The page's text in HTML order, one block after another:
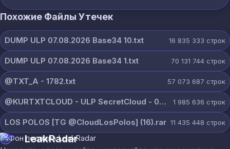
Похожие Файлы Утечек
DUMP ULP 07.08.2026 Base34 10.txt 16 835 333 строк
DUMP ULP 07.08.2026 Base34 1.txt 70 131 744 строк
@TXT_A - 1782.txt 57 073 687 строк
@KURTXTCLOUD - ULP SecretCloud - 07 August 2026.txt 1 985 636 строк
LOS POLOS [TG @CloudLosPolos] (16).rar 11 435 448 строк
LeakRadar